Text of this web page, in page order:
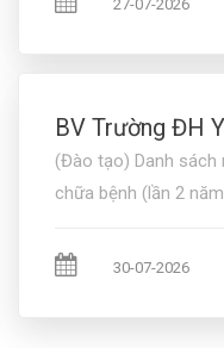
27-07-2026
BV Trường ĐH
(Đào tạo) Danh sách
chữa bệnh (lần 2
30-07-2026